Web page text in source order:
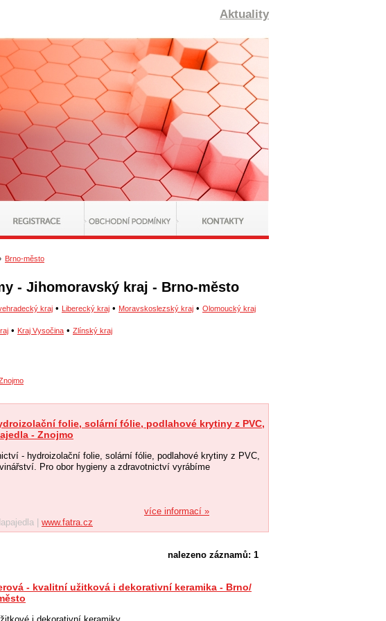
Aktuality
Brno-město
- Jihomoravský kraj - Brno-město
kraj • Liberecký kraj • Moravskoslezský kraj • Olomoucký kraj
• Kraj Vysočina • Zlínský kraj
folie, solární fólie, podlahové krytiny z PVC,
- Znojmo
- hydroizolační folie, solární fólie, podlahové krytiny z PVC,
Pro obor hygieny a zdravotnictví vyrábíme
více informací »
| www.fatra.cz
nalezeno záznamů: 1
- kvalitní užitková i dekorativní keramika - Brno/